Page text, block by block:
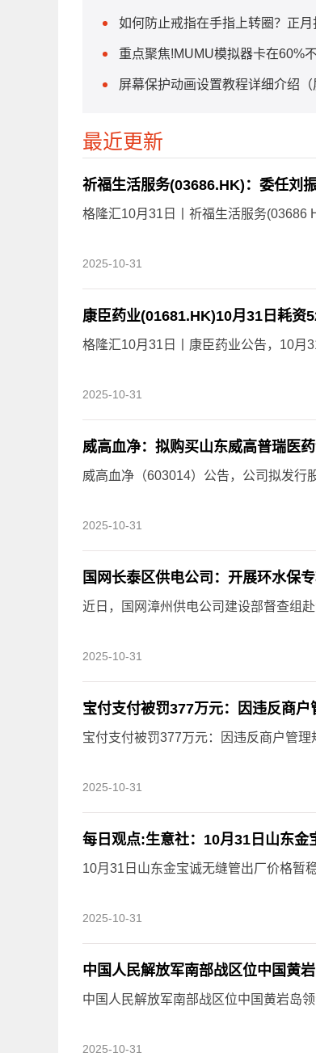
如何防止戒指在手指上转圈？正
重点聚焦!MUMU模拟器卡在60%
屏幕保护动画设置教程详细介绍
最近更新
祈福生活服务(03686.HK)：委任刘
格隆汇10月31日丨祈福生活服务(03686
2025-10-31
康臣药业(01681.HK)10月31日耗资
格隆汇10月31日丨康臣药业公告，10月
2025-10-31
威高血净：拟购买山东威高普瑞医
威高血净（603014）公告，公司拟发行
2025-10-31
国网长泰区供电公司：开展环水保
近日，国网漳州供电公司建设部督查组
2025-10-31
宝付支付被罚377万元：因违反商
宝付支付被罚377万元：因违反商户管理
2025-10-31
每日观点:生意社：10月31日山东金
10月31日山东金宝诚无缝管出厂价格暂
2025-10-31
中国人民解放军南部战区位中国黄
中国人民解放军南部战区位中国黄岩岛
2025-10-31